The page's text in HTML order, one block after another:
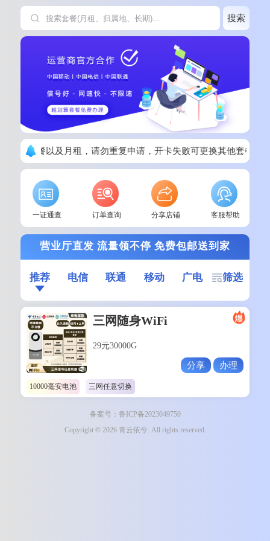
搜索
清楚套餐以及月租，请勿重复申请，开卡失败可更换其他套餐！
一证通查 订单查询 分享店铺 客服帮助
营业厅直发 流量领不停 免费包邮送到家
推荐 电信 联通 移动 广电 筛选
三网随身WiFi
29元30000G
分享 办理
10000毫安电池 三网任意切换
备案号：鲁ICP备2023049750
Copyright © 2026 青云依兮. All rights reserved.